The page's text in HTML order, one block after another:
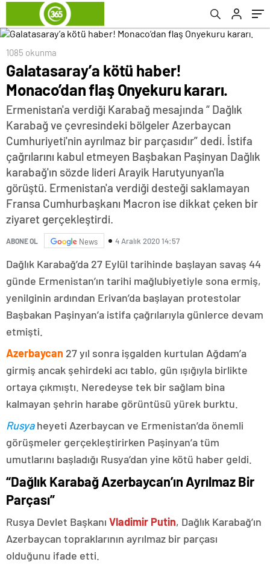
1085 okunma
Galatasaray’a kötü haber!
Monaco’dan flaş Onyekuru kararı.
Ermenistan'a verdiği Karabağ mesajında “ Dağlık
Karabağ ve çevresindeki bölgeler Azerbaycan
Cumhuriyeti'nin ayrılmaz bir parçasıdır” dedi. İstifa
çağrılarını kabul etmeyen Başbakan Paşinyan Dağlık
karabağ'ın sözde lideri Arayik Harutyunyan'la
görüştü. Ermenistan'a verdiği desteği saklamayan
Fransa Cumhurbaşkanı Macron ise dikkat çeken bir
ziyaret gerçekleştirdi.
ABONE OL News 4 Aralık 2020 14:57
Dağlık Karabağ’da 27 Eylül tarihinde başlayan savaş 44
günde Ermenistan’ın tarihi mağlubiyetiyle sona ermiş,
yenilginin ardından Erivan’da başlayan protestolar
Başbakan Paşinyan’a istifa çağrılarıyla günlerce devam
etmişti.
Azerbaycan 27 yıl sonra işgalden kurtulan Ağdam’a
girmiş ancak şehirdeki acı tablo, gün ışığıyla birlikte
ortaya çıkmıştı. Neredeyse tek bir sağlam bina
kalmayan şehrin harabe görüntüsü yürek burktu.
Rusyaheyeti Azerbaycan ve Ermenistan’da önemli
görüşmeler gerçekleştirirken Paşinyan’a tüm
umutlarını başladığı Rusya’dan yine kötü haber geldi.
“Dağlık Karabağ Azerbaycan’ın Ayrılmaz Bir
Parçası”
Rusya Devlet Başkanı Vladimir Putin, Dağlık Karabağ’ın
Azerbaycan topraklarının ayrılmaz bir parçası
olduğunu ifade etti.